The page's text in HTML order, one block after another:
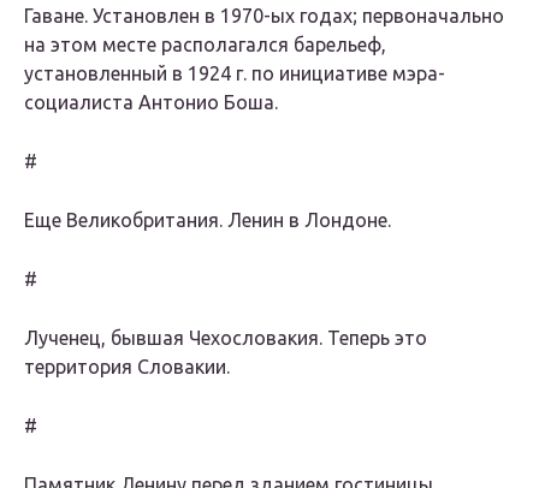
Гаване. Установлен в 1970-ых годах; первоначально
на этом месте располагался барельеф,
установленный в 1924 г. по инициативе мэра-
социалиста Антонио Боша.
#
Еще Великобритания. Ленин в Лондоне.
#
Лученец, бывшая Чехословакия. Теперь это
территория Словакии.
#